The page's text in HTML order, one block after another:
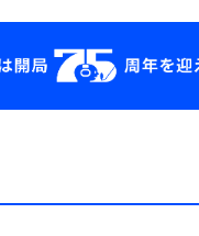
YouTube